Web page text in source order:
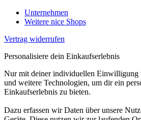
Unternehmen
Weitere nice Shops
Vertrag widerrufen
Personalisiere dein Einkaufserlebnis
Nur mit deiner individuellen Einwilligung
und weitere Technologien, um dir ein
Einkaufserlebnis zu bieten.
Dazu erfassen wir Daten über unsere